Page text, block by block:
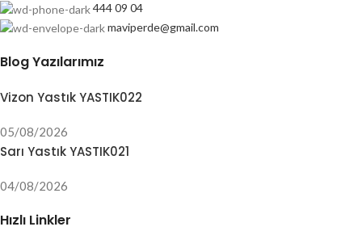
444 09 04
maviperde@gmail.com
Blog Yazılarımız
Vizon Yastık YASTIK022
05/08/2026
Sarı Yastık YASTIK021
04/08/2026
Hızlı Linkler